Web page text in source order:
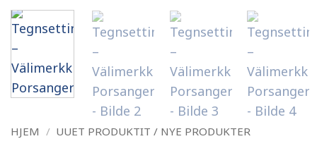
HJEM / UUET PRODUKTIT / NYE PRODUKTER